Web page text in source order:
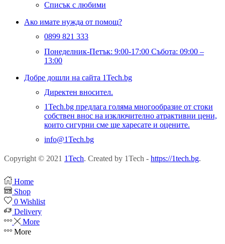
Списък с любими
Ако имате нужда от помощ?
0899 821 333
Понеделник-Петък: 9:00-17:00 Събота: 09:00 –
13:00
Добре дошли на сайта 1Tech.bg
Директен вносител.
1Tech.bg предлага голяма многообразие от стоки
собствен внос на изключително атрактивни цени,
които сигурни сме ще харесате и оцените.
info@1Tech.bg
Copyright © 2021 1Tech. Created by 1Tech - https://1tech.bg.
Home
Shop
0 Wishlist
Delivery
More
More